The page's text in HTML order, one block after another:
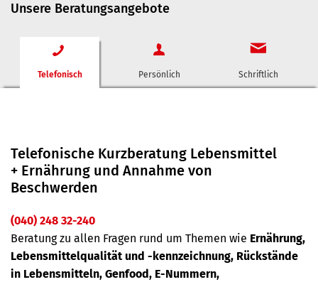
Unsere Beratungsangebote
Telefonisch Persönlich Schriftlich
Telefonische Kurzberatung Lebensmittel
+ Ernährung und Annahme von
Beschwerden
(040) 248 32-240
Beratung zu allen Fragen rund um Themen wie Ernährung,
Lebensmittelqualität und -kennzeichnung, Rückstände
in Lebensmitteln, Genfood, E-Nummern,